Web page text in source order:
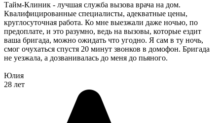
Тайм-Клиник - лучшая служба вызова врача на дом.
Квалифицированные специалисты, адекватные цены,
круглосуточная работа. Ко мне выезжали даже ночью, по
предоплате, и это разумно, ведь на вызовы, которые ездит
ваша бригада, можно ожидать что угодно. Я сам в ту ночь,
смог очухаться спустя 20 минут звонков в домофон. Бригада
не уезжала, а дозванивалась до меня до пьяного.
Юлия
28 лет